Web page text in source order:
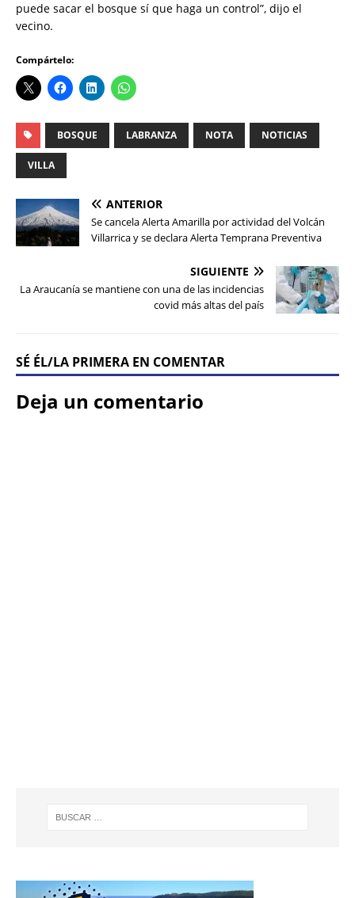
puede sacar el bosque sí que haga un control”, dijo el
vecino.
Compártelo:
BOSQUE LABRANZA NOTA NOTICIAS
VILLA
ANTERIOR
Se cancela Alerta Amarilla por actividad del Volcán
Villarrica y se declara Alerta Temprana Preventiva
SIGUIENTE
La Araucanía se mantiene con una de las incidencias
covid más altas del país
SÉ ÉL/LA PRIMERA EN COMENTAR
Deja un comentario